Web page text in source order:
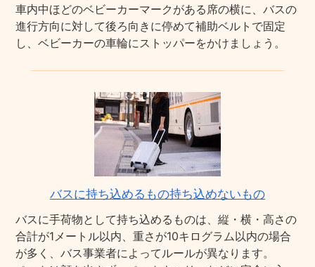
車内中ほどのベビーカーマークがある席の横に、バスの
進行方向に対して後ろ向きに停めて補助ベルトで固定
し、ベビーカーの車輪にストッパーをかけましょう。
バスに持ち込めるもの持ち込めないもの
バスに手荷物として持ち込めるものは、縦・横・高さの
合計が1メートル以内、重さが10キログラム以内の場合
が多く、バス事業者によってルールが異なります。